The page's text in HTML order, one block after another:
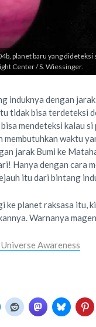
planet baru yang
Center / S. Wiessinger.
induknya dengan
tidak bisa terdeteksi
mendeteksi kalau
waktu
jarak Bumi ke
Hanya dengan cara
itu dari bintang
ke planet raksasa itu,
Warnanya
Universe Awareness